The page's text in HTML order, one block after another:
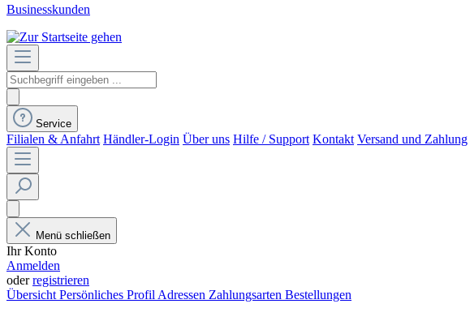
Businesskunden
Service
Filialen & Anfahrt Händler-Login Über uns Hilfe / Support Kontakt Versand und Zahlung
Menü schließen
Ihr Konto
Anmelden
oderregistrieren
ÜbersichtPersönliches ProfilAdressen Zahlungsarten Bestellungen